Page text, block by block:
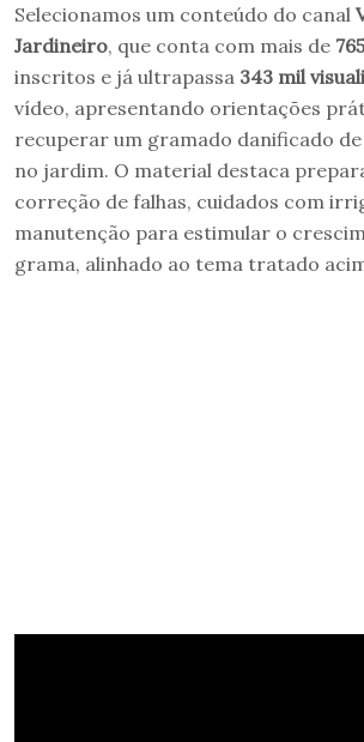
Selecionamos um conteúdo do canal
Jardineiro, que conta com mais de
inscritos e já ultrapassa 343 mil
vídeo, apresentando orientações
recuperar um gramado danificado
no jardim. O material destaca
correção de falhas, cuidados com
manutenção para estimular o
grama, alinhado ao tema tratado